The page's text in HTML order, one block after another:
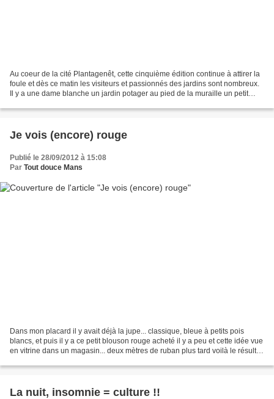
Au coeur de la cité Plantagenêt, cette cinquième édition continue à attirer la
foule et dès ce matin les visiteurs et passionnés des jardins sont nombreux.
Il y a une dame blanche un jardin potager au pied de la muraille un petit
Je vois (encore) rouge
Publié le 28/09/2012 à 15:08
Par Tout douce Mans
Dans mon placard il y avait déjà la jupe... classique, bleue à petits pois
blancs, et puis il y a ce petit blouson rouge acheté il y a peu et cette idée vue
en vitrine dans un magasin... deux mètres de ruban plus tard voilà le résultat
La nuit, insomnie = culture !!